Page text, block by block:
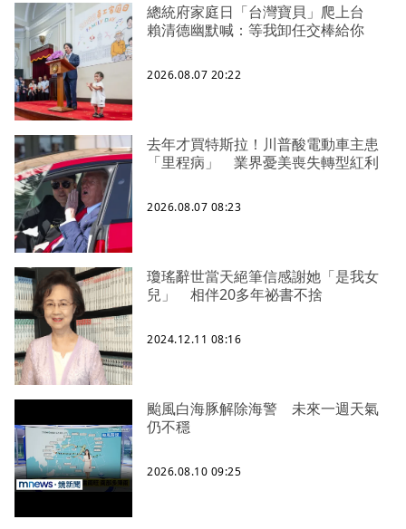
總統府家庭日「台灣寶貝」爬上台
賴清德幽默喊：等我卸任交棒給你
2026.08.07 20:22
去年才買特斯拉！川普酸電動車主患
「里程病」 業界憂美喪失轉型紅利
2026.08.07 08:23
瓊瑤辭世當天絕筆信感謝她「是我女
兒」 相伴20多年祕書不捨
2024.12.11 08:16
颱風白海豚解除海警 未來一週天氣
仍不穩
2026.08.10 09:25